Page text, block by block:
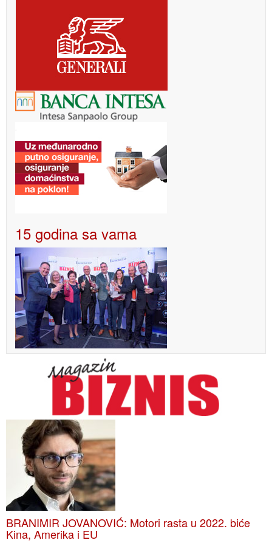
15 godina sa vama
BRANIMIR JOVANOVIĆ: Motori rasta u 2022. biće
Kina, Amerika i EU